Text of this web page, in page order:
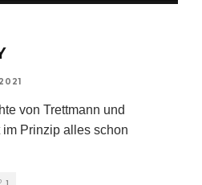
von Trettmann und
Prinzip alles schon
1